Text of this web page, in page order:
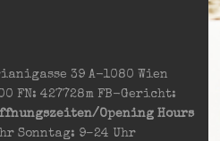
39 A-1080 Wien
FN: 427728m FB-Gericht:
Opening Hours
Sonntag: 9–24 Uhr